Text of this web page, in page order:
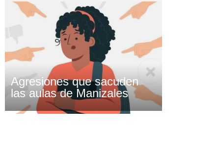
Agresiones que sacuden
las aulas de Manizales